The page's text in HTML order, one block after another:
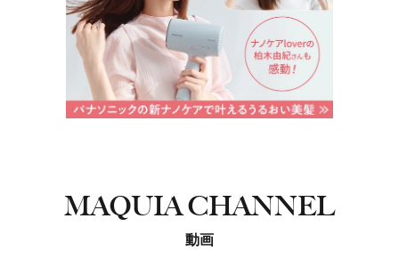
MAQUIA CHANNEL
動画